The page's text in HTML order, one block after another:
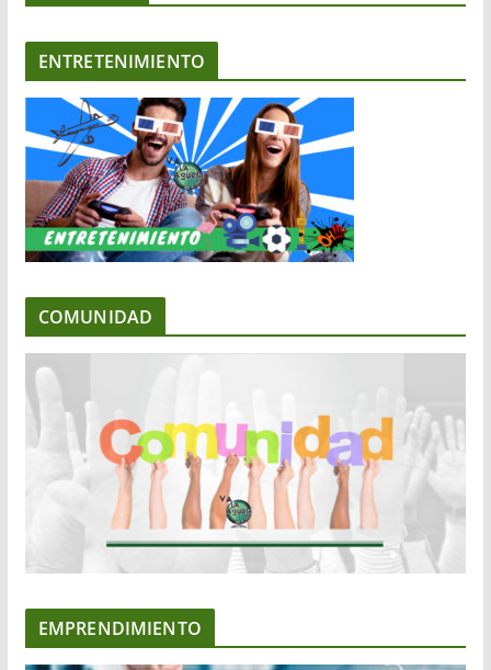
ENTRETENIMIENTO
COMUNIDAD
EMPRENDIMIENTO